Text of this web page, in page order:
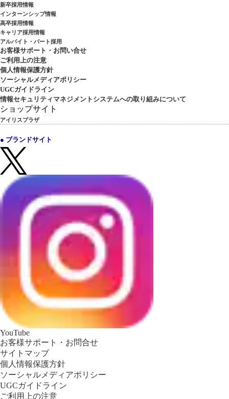
新卒採用情報
インターンシップ情報
高卒採用情報
キャリア採用情報
アルバイト・パート採用
お客様サポート・お問い合せ
ご利用上の注意
個人情報保護方針
ソーシャルメディアポリシー
UGCガイドライン
情報セキュリティマネジメントシステムへの取り組みについて
ショップサイト
アイリスプラザ
● ブランドサイト
YouTube
お客様サポート・お問合せ
サイトマップ
個人情報保護方針
ソーシャルメディアポリシー
UGCガイドライン
ご利用上の注意